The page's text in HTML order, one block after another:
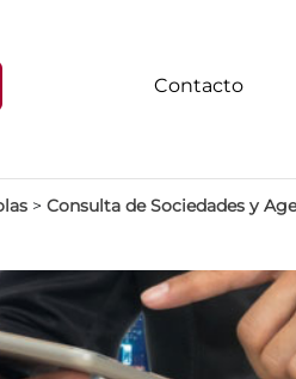
Contacto
> Consulta de Sociedades y